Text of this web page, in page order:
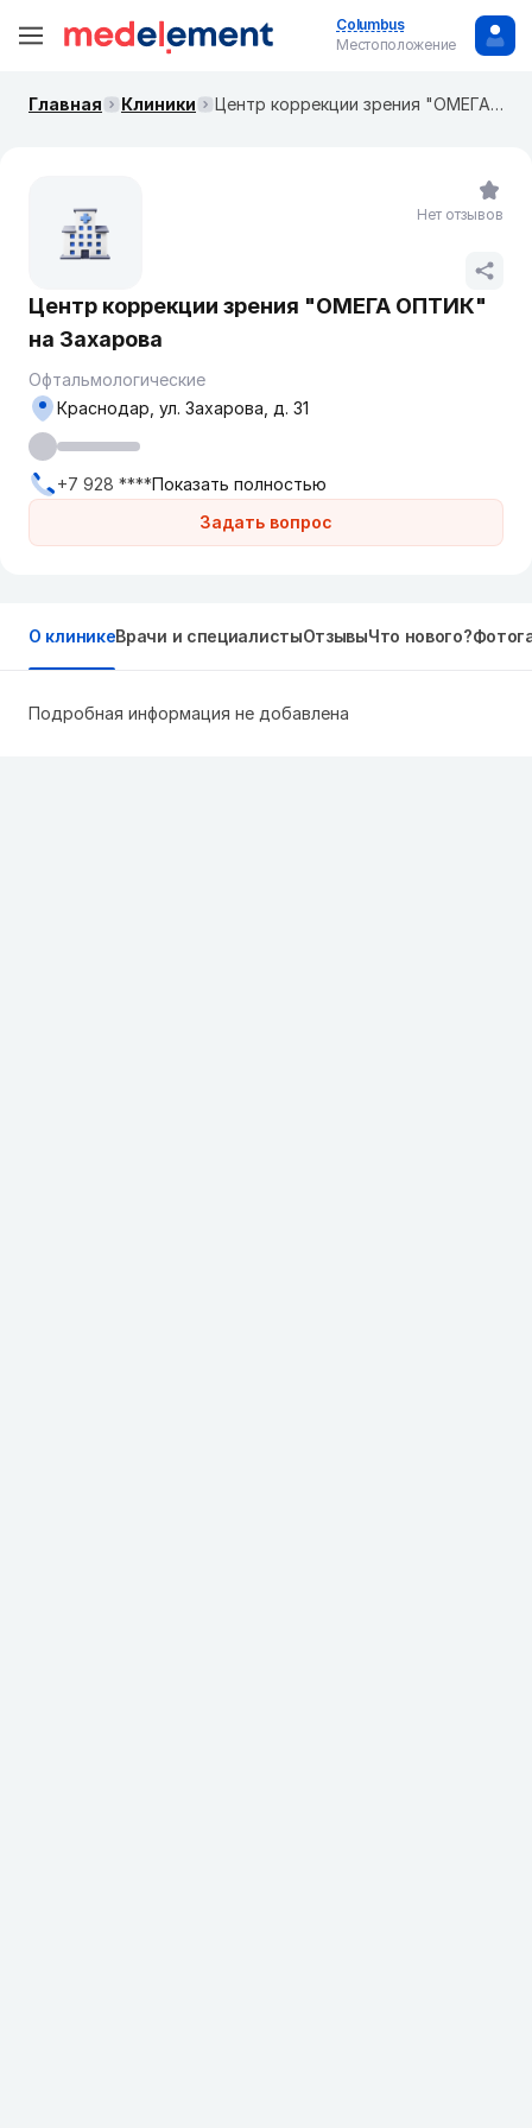
Columbus
Местоположение
Главная Клиники Центр коррекции зрения "ОМЕГА ОПТИК" на Захарова
Центр коррекции зрения "ОМЕГА ОПТИК"
на Захарова
Офтальмологические
Задать вопрос
Краснодар, ул. Захарова, д. 31
+7 928 ****Показать полностью
Нет отзывов
О клиникеВрачи и специалистыОтзывыЧто нового?
Подробная информация не добавлена